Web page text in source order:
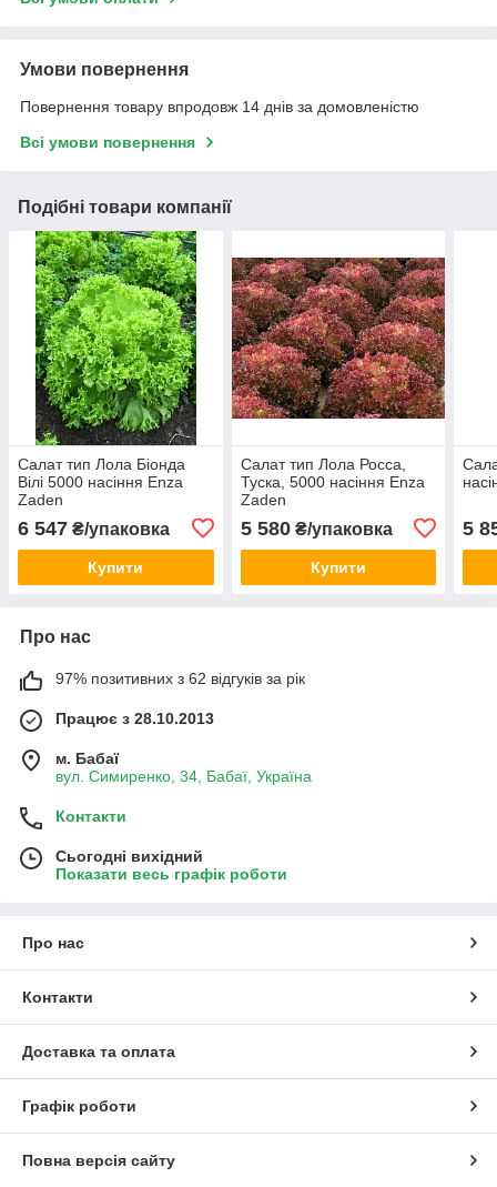
Умови повернення
Повернення товару впродовж 14 днів за домовленістю
Всі умови повернення
Подібні товари компанії
Салат тип Лола Біонда
Вілі 5000 насіння Enza
Zaden
6 547 ₴/упаковка
Купити
Салат тип Лола Росса,
Туска, 5000 насіння Enza
Zaden
5 580₴/упаковка
Купити
5
Про нас
97% позитивних з 62 відгуків за рік
Працює з 28.10.2013
м. Бабаї
вул. Симиренко, 34, Бабаї, Україна
Контакти
Сьогодні вихідний
Показати весь графік роботи
Про нас
Контакти
Доставка та оплата
Графік роботи
Повна версія сайту